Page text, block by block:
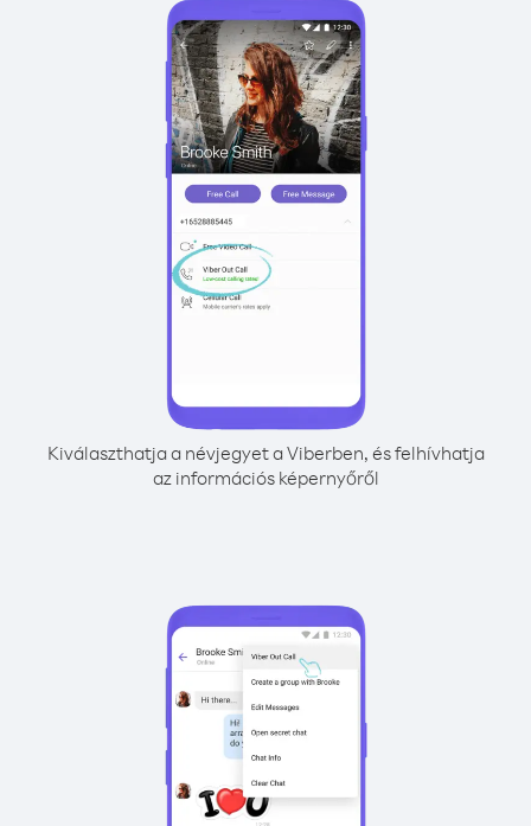
Kiválaszthatja a névjegyet a Viberben, és felhívhatja
az információs képernyőről